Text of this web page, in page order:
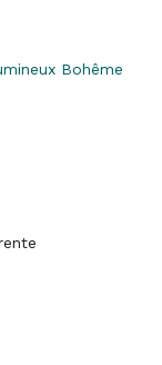
Bohême